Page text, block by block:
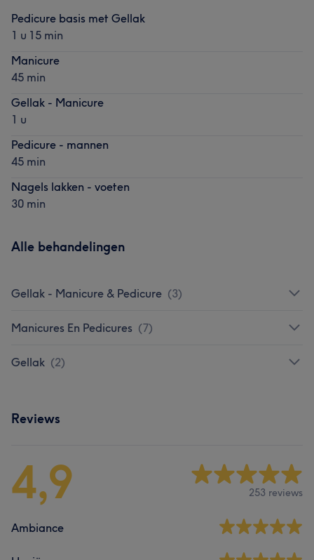
Pedicure basis met Gellak
1 u 15 min
Manicure
45 min
Gellak - Manicure
1 u
Pedicure - mannen
45 min
Nagels lakken - voeten
30 min
Alle behandelingen
Gellak - Manicure & Pedicure (3)
Manicures En Pedicures (7)
Gellak (2)
Reviews
4,9 253 reviews
Ambiance